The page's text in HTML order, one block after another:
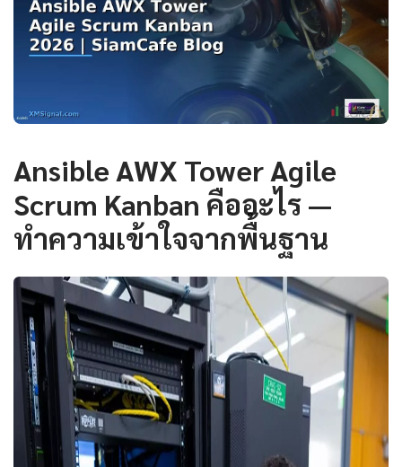
Ansible AWX Tower Agile
Scrum Kanban คืออะไร —
ทำความเข้าใจจากพื้นฐาน